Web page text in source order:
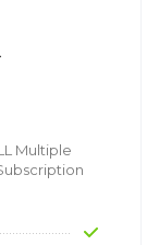
Multiple